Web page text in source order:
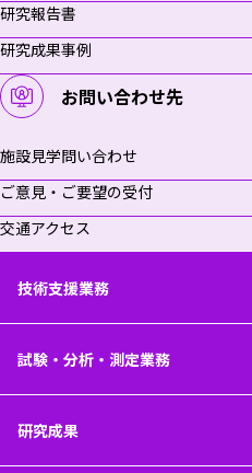
研究報告書
研究成果事例
お問い合わせ先
施設見学問い合わせ
ご意見・ご要望の受付
交通アクセス
技術支援業務
試験・分析・測定業務
研究成果